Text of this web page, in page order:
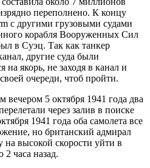
переполнено. К концу
с другими грузовыми судами
корабля Вооруженных Сил
в Суэц. Так как танкер
другие суда были
якорь, не заходя в канал и
очереди, чтоб пройти.
вечером 5 октября 1941 года два
через залив в поиске
1941 года оба самолета все
но британский адмирал
на высокой скорости уйти в
2 часа назад.